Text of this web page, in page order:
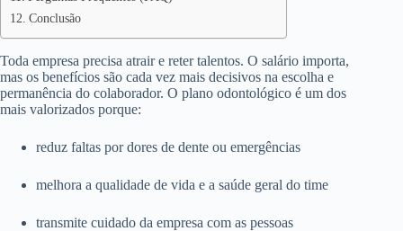
Conclusão
Toda empresa precisa atrair e reter talentos. O salário importa,
mas os benefícios são cada vez mais decisivos na escolha e
permanência do colaborador. O plano odontológico é um dos
mais valorizados porque:
reduz faltas por dores de dente ou emergências
melhora a qualidade de vida e a saúde geral do time
transmite cuidado da empresa com as pessoas